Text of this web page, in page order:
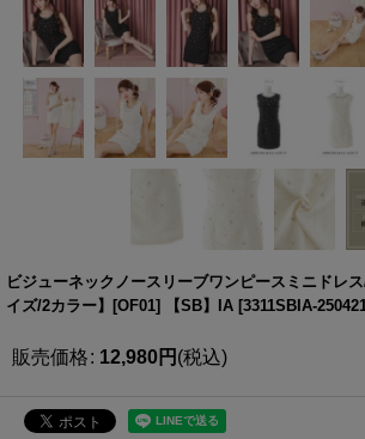
ビジューネックノースリーブワンピースミニドレ
イズ/2カラー】[OF01] 【SB】IA [3311SBIA-
販売価格: 12,980円 (税込)